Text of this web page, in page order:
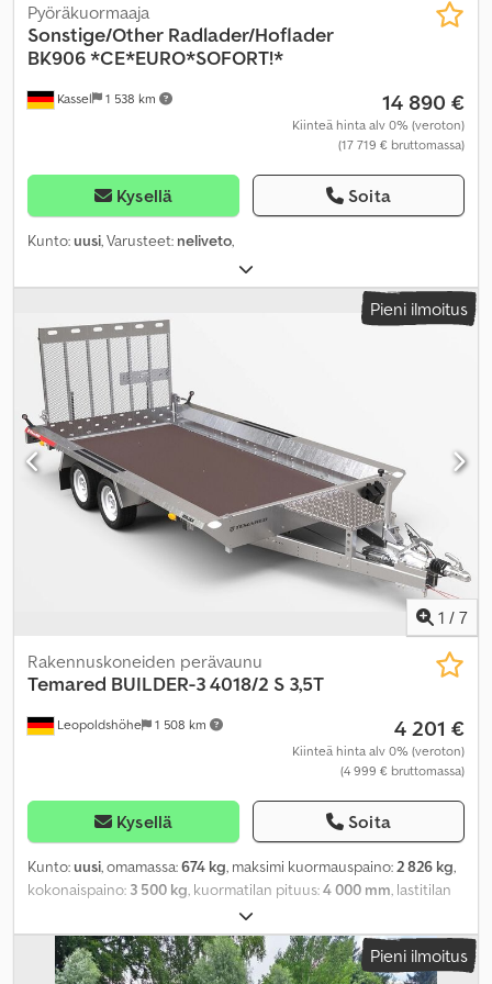
Kassel 1 538 km
Pyöräkuormaaja
Sonstige/Other Radlader/Hoflader
BK906 *CE*EURO*SOFORT!*
14 890 €
Kiinteä hinta alv 0% (veroton)
(17 719 € bruttomassa)
Kysellä Soita
Kunto:uusi, Varusteet: neliveto,
Pieni ilmoitus
1 / 7
Leopoldshöhe 1 508 km
Rakennuskoneiden perävaunu
Temared BUILDER-3 4018/2 S 3,5T
4 201 €
Kiinteä hinta alv 0% (veroton)
(4 999 € bruttomassa)
Kysellä Soita
Kunto:uusi, omamassa:674 kg, maksimi kuormauspaino:2 826 kg,
kokonaispaino: 3 500 kg, kuormatilan pituus:4 000 mm, lastitilan
, kuormatilan korkeus:
Pieni ilmoitus